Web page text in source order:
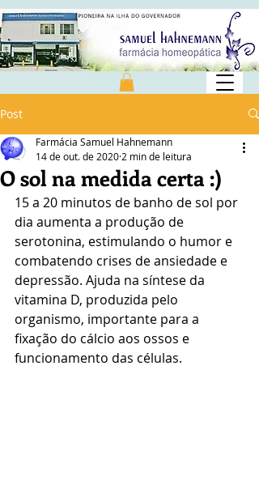
Post
O sol na medida certa :)
Farmácia Samuel Hahnemann
14 de out. de 2020 2 min de leitura
15 a 20 minutos de banho de sol por
dia aumenta a produção de
serotonina, estimulando o humor e
combatendo crises de ansiedade e
depressão. Ajuda na síntese da
vitamina D, produzida pelo
organismo, importante para a
fixação do cálcio aos ossos e
funcionamento das células.